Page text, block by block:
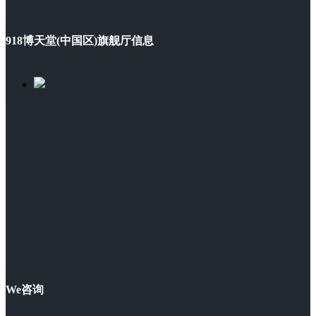
918博天堂(中国区)旗舰厅信息
We咨询